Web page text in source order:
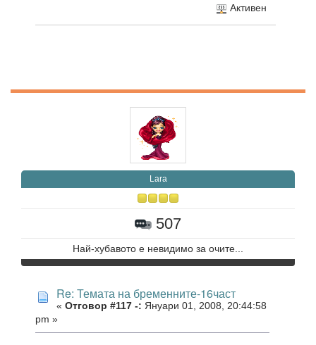
Активен
Lara
507
Най-хубавото е невидимо за очите...
Re: Темата на бременните-16част
« Отговор #117 -: Януари 01, 2008, 20:44:58
pm »